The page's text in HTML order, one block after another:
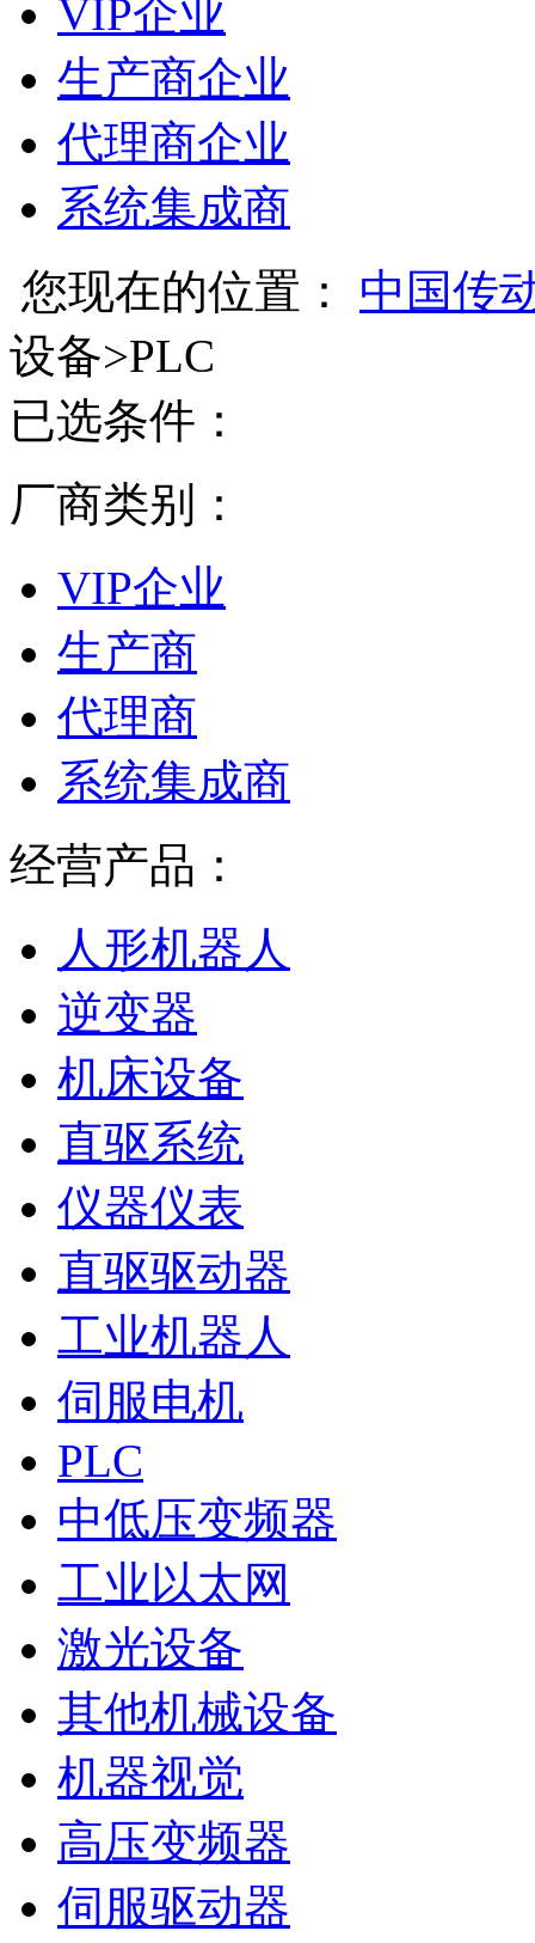
VIP企业
生产商企业
代理商企业
系统集成商
您现在的位置：
中国传
设备>PLC
已选条件：
厂商类别：
VIP企业
生产商
代理商
系统集成商
经营产品：
人形机器人
逆变器
机床设备
直驱系统
仪器仪表
直驱驱动器
工业机器人
伺服电机
PLC
中低压变频器
工业以太网
激光设备
其他机械设备
机器视觉
高压变频器
伺服驱动器